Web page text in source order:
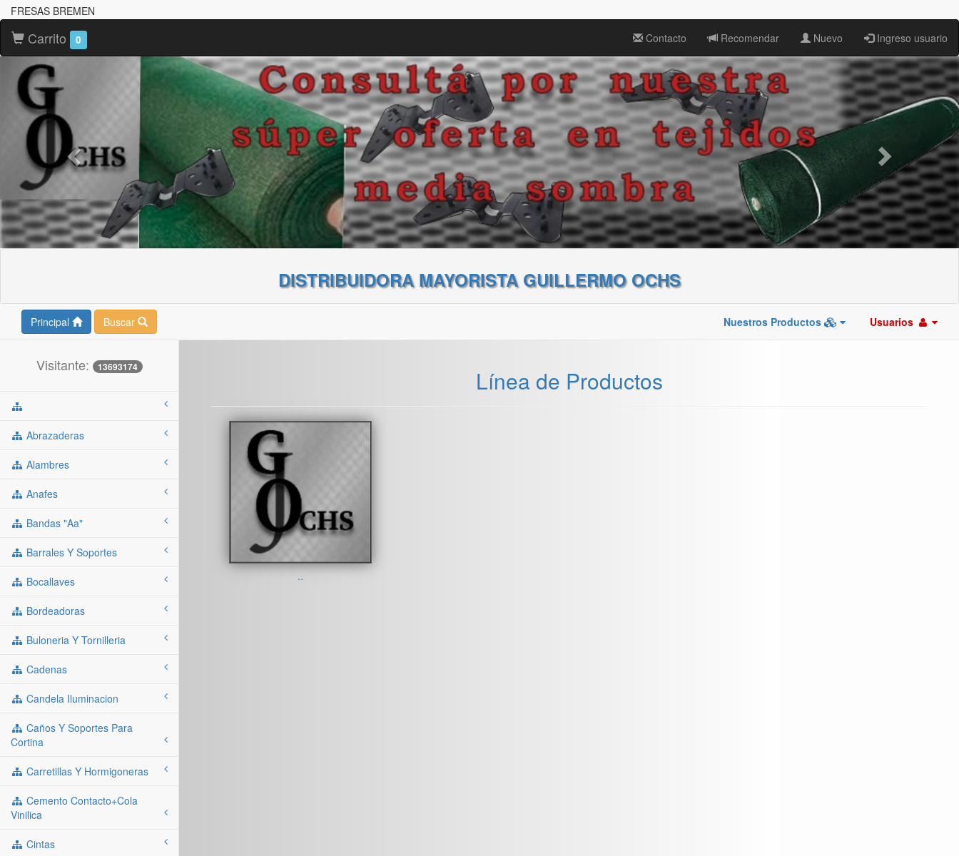
FRESAS BREMEN
Carrito 0 Contacto Recomendar Nuevo Ingreso usuario
DISTRIBUIDORA MAYORISTA GUILLERMO OCHS
Principal Buscar Nuestros Productos Usuarios
Visitante: 13693174
Abrazaderas
Alambres
Anafes
Bandas "aa"
Barrales Y Soportes
Bocallaves
Bordeadoras
Buloneria Y Tornilleria
Cadenas
Candela Iluminacion
Caños Y Soportes Para
Cortina
Carretillas Y Hormigoneras
Cemento Contacto+cola
Vinilica
Cintas
Línea de Productos
..